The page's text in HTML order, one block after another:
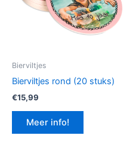
Bierviltjes
Bierviltjes rond (20 stuks)
€15,99
Meer info!